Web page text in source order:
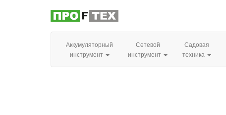
Аккумуляторный
инструмент
Сетевой
инструмент
Садовая
техника